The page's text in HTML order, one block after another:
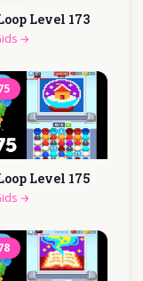
Level 173
→
Level 175
→